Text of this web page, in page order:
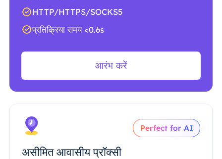
HTTP/HTTPS/SOCKS5
प्रतिक्रिया समय <0.6s
आरंभ करें
Perfect for AI
असीमित आवासीय प्रॉक्सी